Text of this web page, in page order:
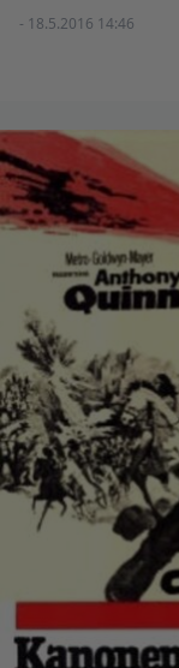
- 18.5.2016 14:46